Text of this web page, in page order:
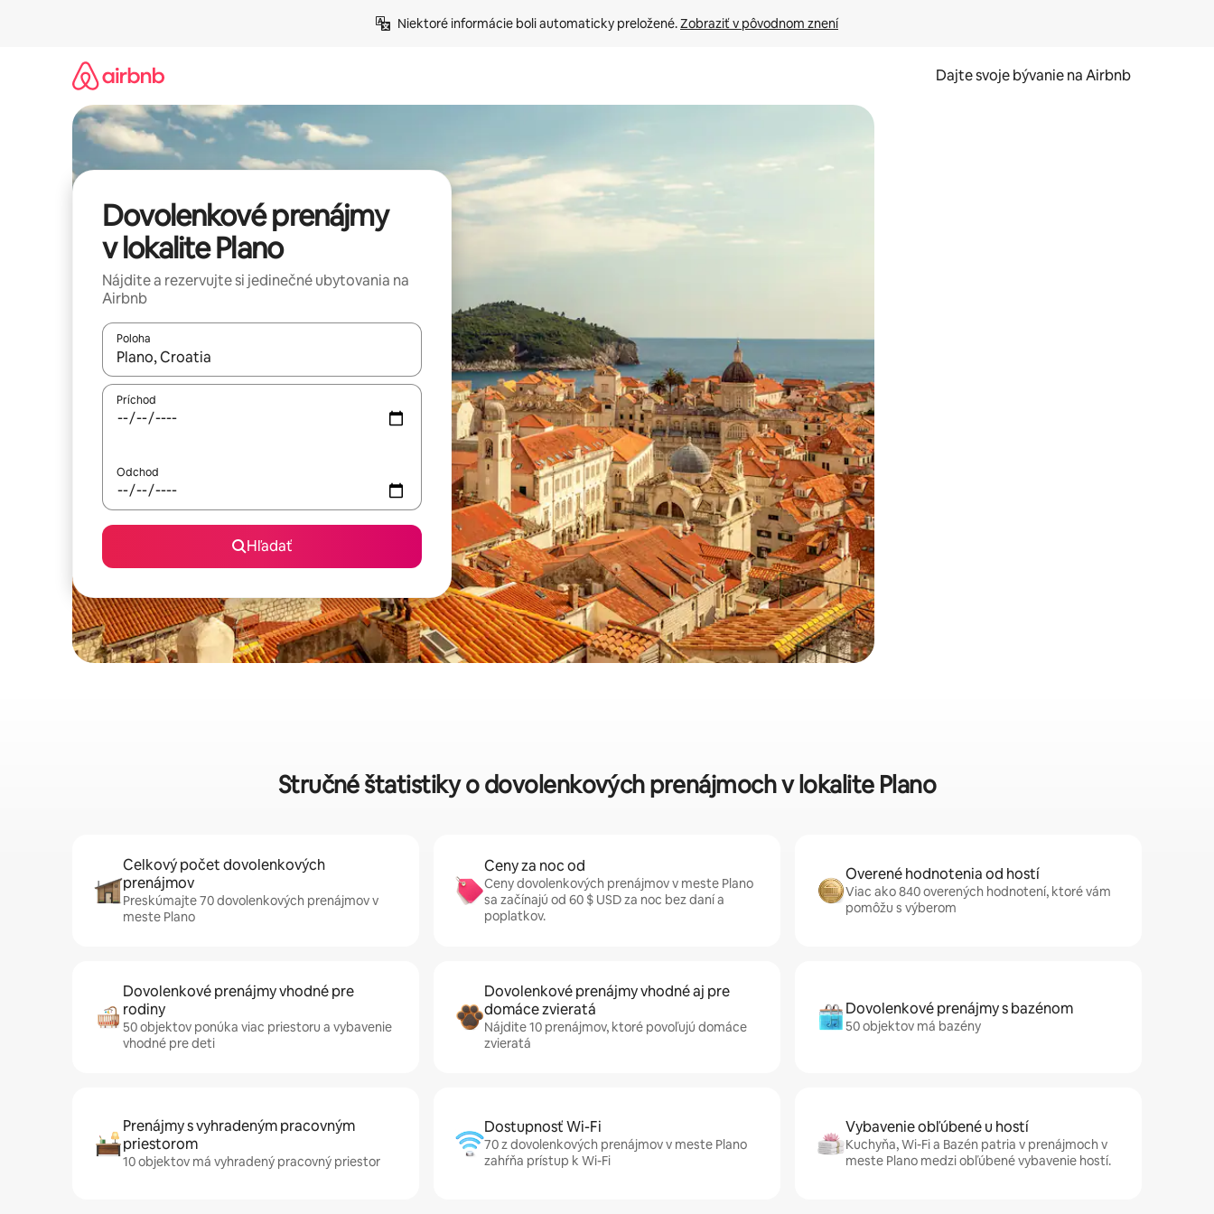
Niektoré informácie boli automaticky preložené. Zobraziť v pôvodnom znení
Dajte svoje bývanie na Airbnb
Dovolenkové prenájmy
v lokalite Plano
Nájdite a rezervujte si jedinečné ubytovania na
Airbnb
Poloha
Keď budú výsledky k dispozícii, môžete si ich prechádzať pomocou klávesov so šípkami nahor a nadol alebo ich preskúmať pomocou dotykových gest či potiahnutia prstom.
Príchod
Odchod
Hľadať
Stručné štatistiky o dovolenkových prenájmoch v lokalite Plano
Celkový počet dovolenkových
prenájmov
Preskúmajte 70 dovolenkových prenájmov v
meste Plano
Ceny za noc od
Ceny dovolenkových prenájmov v meste Plano
sa začínajú od 60 $ USD za noc bez daní a
poplatkov.
Overené hodnotenia od hostí
Viac ako 840 overených hodnotení, ktoré vám
pomôžu s výberom
Dovolenkové prenájmy vhodné pre
rodiny
50 objektov ponúka viac priestoru a vybavenie
vhodné pre deti
Dovolenkové prenájmy vhodné aj pre
domáce zvieratá
Nájdite 10 prenájmov, ktoré povoľujú domáce
zvieratá
Dovolenkové prenájmy s bazénom
50 objektov má bazény
Prenájmy s vyhradeným pracovným
priestorom
10 objektov má vyhradený pracovný priestor
Dostupnosť Wi-Fi
70 z dovolenkových prenájmov v meste Plano
zahŕňa prístup k Wi-Fi
Vybavenie obľúbené u hostí
Kuchyňa, Wi-Fi a Bazén patria v prenájmoch v
meste Plano medzi obľúbené vybavenie hostí.